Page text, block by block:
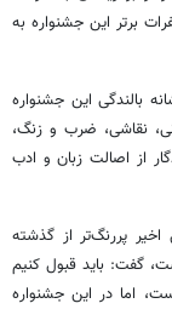
۳۱ اردیبهشت‌ماه، نفرات برتر این جشنواره به
بالندگی این جشنواره
نقاشی، ضرب و زنگ،
از اصالت زبان و ادب
سیمرغ نیز با بیان اینکه در ۲ سال اخیر پررنگ‌تر از گذشته
گفت: باید قبول کنیم
اما در این جشنواره